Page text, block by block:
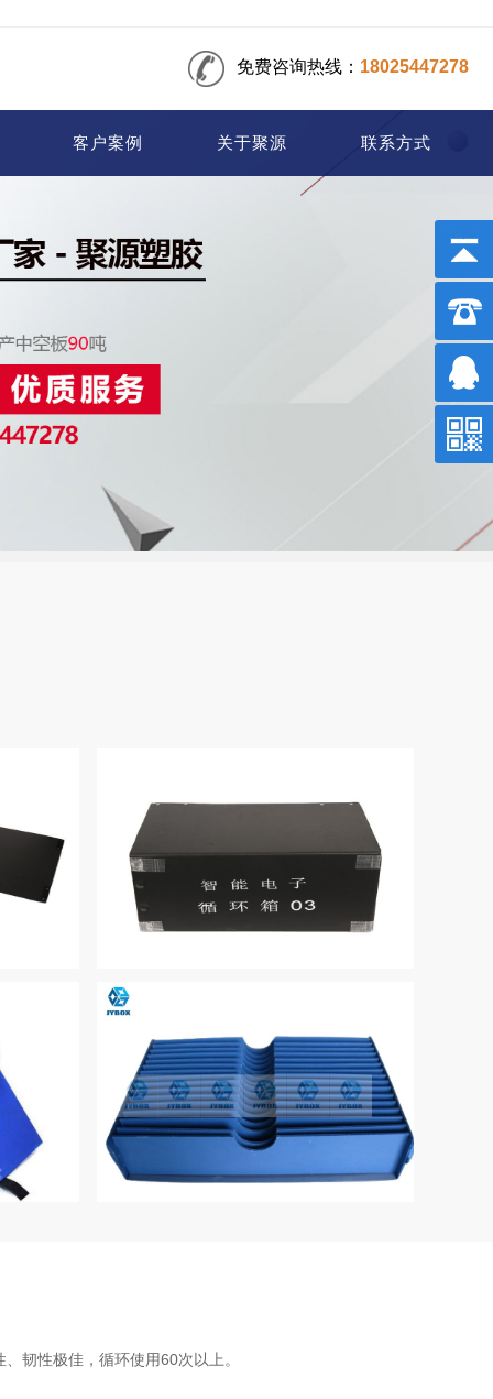
免费咨询热线： 18025447278
客户案例 关于聚源 联系方式
韧性极佳，循环使用60次以上。